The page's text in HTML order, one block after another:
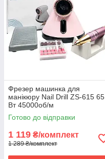
Фрезер машинка для
манікюру Nail Drill ZS-615 65
Вт 45000об/м
PROFESSIONAL Drill pro zs
615 манікюрний фрейзер SH
Готово до відправки
1 119 ₴/комплект
1 289 ₴/комплект